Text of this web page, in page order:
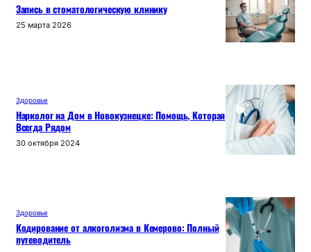
Запись в стоматологическую клинику
25 марта 2026
Здоровье
Нарколог на Дом в Новокузнецке: Помощь, Которая
Всегда Рядом
30 октября 2024
Здоровье
Кодирование от алкоголизма в Кемерово: Полный
путеводитель